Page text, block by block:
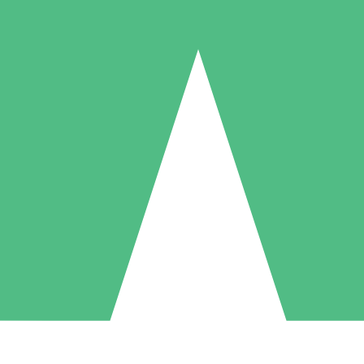
Packs de Crédits Individuels
à l'utilisation avec des crédits de téléchargement. Sans engagement
5 Téléchargements
US$